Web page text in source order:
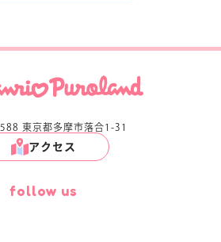
東京都多摩市落合1-31
アクセス
follow us